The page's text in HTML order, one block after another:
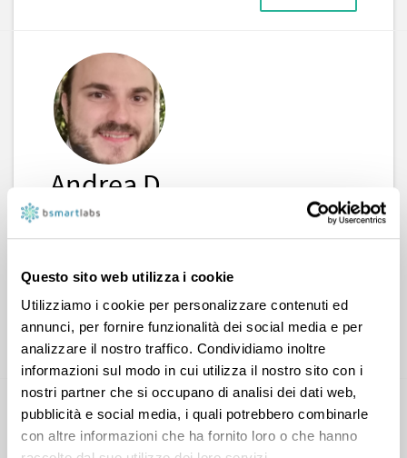
Questo sito web utilizza i cookie
Utilizziamo i cookie per personalizzare contenuti ed
annunci, per fornire funzionalità dei social media e per
analizzare il nostro traffico. Condividiamo inoltre
informazioni sul modo in cui utilizza il nostro sito con i
nostri partner che si occupano di analisi dei dati web,
pubblicità e social media, i quali potrebbero combinarle
con altre informazioni che ha fornito loro o che hanno
Andrea D.
Maturità
Scienze della terra,Test ammissione Università
CONTATTA